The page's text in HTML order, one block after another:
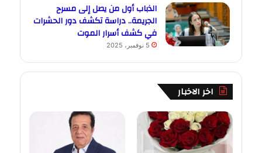
الذباب أول من يصل إلى مسرح
الجريمة.. دراسة تكشف دور الحشرات
في كشف أسرار الموت
5 نوفمبر، 2025
اخر الاخبار